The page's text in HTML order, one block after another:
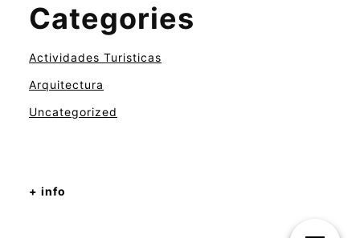
Categories
Actividades Turisticas
Arquitectura
Uncategorized
+ info